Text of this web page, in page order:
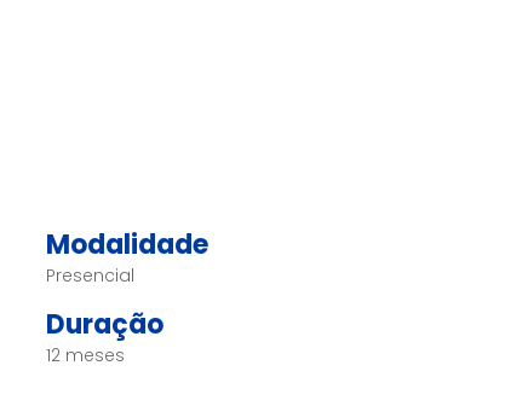
Modalidade
Presencial
Duração
12 meses